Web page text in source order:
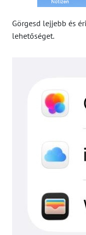
Görgesd lejjebb és
lehetőséget.